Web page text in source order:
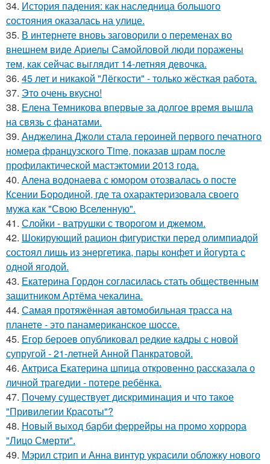
34. История падения: как наследница большого
состояния оказалась на улице.
35. В интернете вновь заговорили о переменах во
внешнем виде Ариелы Самойловой люди поражены
тем, как сейчас выглядит 14-летняя девочка.
36. 45 лет и никакой "Лёгкости" - только жёсткая работа.
37. Это очень вкусно!
38. Елена Темникова впервые за долгое время вышла
на связь с фанатами.
39. Анджелина Джоли стала героиней первого печатного
номера французского Time, показав шрам после
профилактической мастэктомии 2013 года.
40. Алена водонаева с юмором отозвалась о посте
Ксении Бородиной, где та охарактеризовала своего
мужа как "Свою Вселенную".
41. Слойки - ватрушки с творогом и джемом.
42. Шокирующий рацион фигуристки перед олимпиадой
состоял лишь из энергетика, пары конфет и йогурта с
одной ягодой.
43. Екатерина Гордон согласилась стать общественным
защитником Артёма чекалина.
44. Самая протяжённая автомобильная трасса на
планете - это панамериканское шоссе.
45. Егор бероев опубликовал редкие кадры с новой
супругой - 21-летней Анной Панкратовой.
46. Актриса Екатерина шпица откровенно рассказала о
личной трагедии - потере ребёнка.
47. Почему существует дискриминация и что такое
"Привилегии Красоты"?
48. Новый выход барби феррейры на промо хоррора
"Лицо Смерти".
49. Мэрил стрип и Анна винтур украсили обложку нового